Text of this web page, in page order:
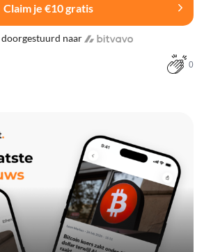
Claim je €10 gratis
naar
0